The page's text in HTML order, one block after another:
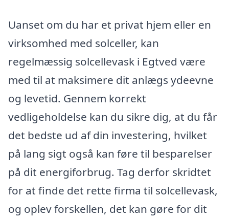
Uanset om du har et privat hjem eller en
virksomhed med solceller, kan
regelmæssig solcellevask i Egtved være
med til at maksimere dit anlægs ydeevne
og levetid. Gennem korrekt
vedligeholdelse kan du sikre dig, at du får
det bedste ud af din investering, hvilket
på lang sigt også kan føre til besparelser
på dit energiforbrug. Tag derfor skridtet
for at finde det rette firma til solcellevask,
og oplev forskellen, det kan gøre for dit